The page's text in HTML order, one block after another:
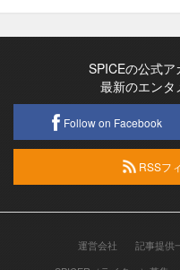
SPICEの公式
最新のエンタ
Follow on Facebook
RSSフ
運営会社 記事提供